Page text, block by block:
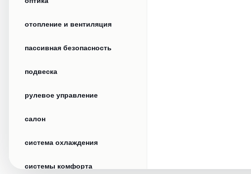
отопление и вентиляция
пассивная безопасность
подвеска
рулевое управление
салон
система охлаждения
системы комфорта